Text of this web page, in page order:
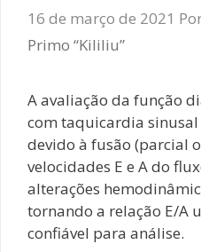
16 de março de 2021
Primo “Kililiu”
A avaliação da função
com taquicardia
devido à fusão (parcial
velocidades E e A do
alterações
tornando a relação E/A
confiável para análise.